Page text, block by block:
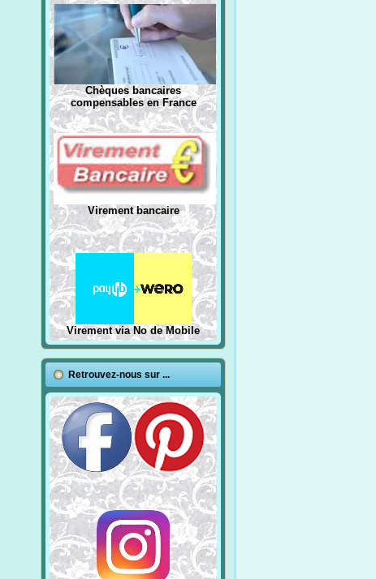
Chèques bancaires
compensables en France
Virement bancaire
Virement via No de Mobile
Retrouvez-nous sur ...